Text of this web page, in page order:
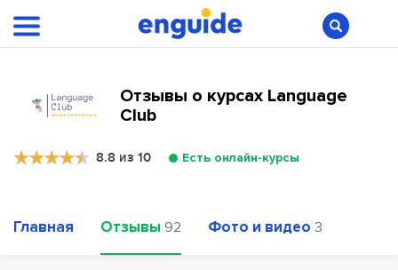
Отзывы о курсах Language
Club
8.8 из 10 Есть онлайн-курсы
Главная Отзывы 92 Фото и видео 3